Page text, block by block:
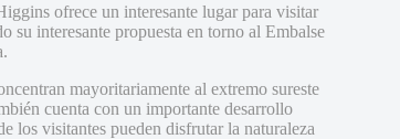
ofrece un interesante lugar para visitar
su interesante propuesta en torno al Embalse
mayoritariamente al extremo sureste
cuenta con un importante desarrollo
los visitantes pueden disfrutar la naturaleza